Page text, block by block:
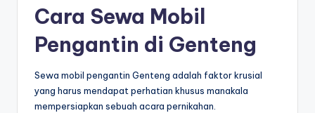
Cara Sewa Mobil
Pengantin di Genteng
Sewa mobil pengantin Genteng adalah faktor krusial
yang harus mendapat perhatian khusus manakala
mempersiapkan sebuah acara pernikahan.